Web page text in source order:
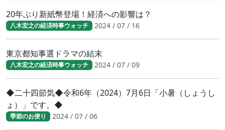
20年ぶり新紙幣登場！経済への影響は？
八木宏之の経済時事ウォッチ 2024 / 07 / 16
東京都知事選ドラマの結末
八木宏之の経済時事ウォッチ 2024 / 07 / 09
◆二十四節気◆令和6年（2024）7月6日「小暑（しょうし
ょ）」です。◆
季節のお便り 2024 / 07 / 06